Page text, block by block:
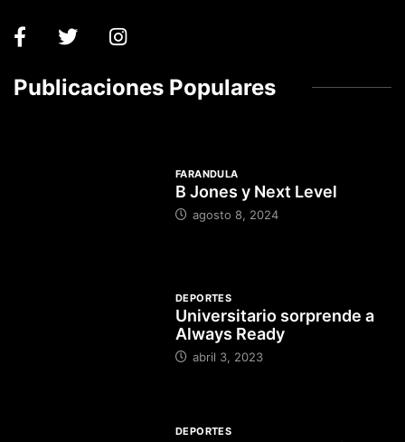
Publicaciones Populares
FARANDULA
B Jones y Next Level
agosto 8, 2024
DEPORTES
Universitario sorprende a
Always Ready
abril 3, 2023
DEPORTES